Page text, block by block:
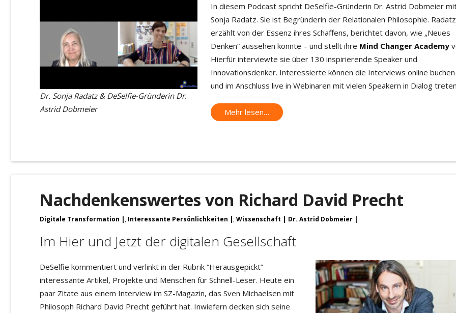
Dr. Sonja Radatz & DeSelfie-Gründerin Dr.
Astrid Dobmeier
In diesem Podcast spricht DeSelfie-Gründerin Dr. Astrid Dobmeier
Sonja Radatz. Sie ist Begründerin der Relationalen Philosophie. Radatz
erzählt von der Essenz ihres Schaffens, berichtet davon, wie „Neues
Denken“ aussehen könnte – und stellt ihre Mind Changer Academy
Hierfür interviewte sie über 130 inspirierende Speaker und
Innovationsdenker. Interessierte können die Interviews online
und im Anschluss live in Webinaren mit vielen Speakern in Dialog
Mehr lesen…
Nachdenkenswertes von Richard David Precht
Digitale Transformation , Interessante Persönlichkeiten , Wissenschaft Dr. Astrid Dobmeier
Im Hier und Jetzt der digitalen Gesellschaft
DeSelfie kommentiert und verlinkt in der Rubrik “Herausgepickt”
interessante Artikel, Projekte und Menschen für Schnell-Leser. Heute ein
paar Zitate aus einem Interview im SZ-Magazin, das Sven Michaelsen mit
Philosoph Richard David Precht geführt hat. Inwiefern decken sich seine